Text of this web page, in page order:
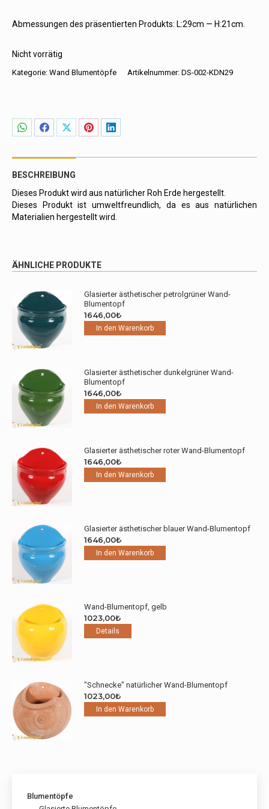
Abmessungen des präsentierten Produkts: L:29cm — H:21cm.
Nicht vorrätig
Kategorie: Wand Blumentöpfe Artikelnummer: DS-002-KDN29
Share
WhatsApp
Share
Facebook
Share
X
ShareShare
BESCHREIBUNG
Dieses Produkt wird aus natürlicher Roh Erde hergestellt.
Dieses Produkt ist umweltfreundlich, da es aus natürlichen
Materialien hergestellt wird.
ÄHNLICHE PRODUKTE
Glasierter ästhetischer petrolgrüner Wand-
Blumentopf
1646,00₺
In den Warenkorb
Glasierter ästhetischer dunkelgrüner Wand-
Blumentopf
1646,00₺
In den Warenkorb
Glasierter ästhetischer roter Wand-Blumentopf
1646,00₺
In den Warenkorb
Glasierter ästhetischer blauer Wand-Blumentopf
1646,00₺
In den Warenkorb
Wand-Blumentopf, gelb
1023,00₺
Details
"Schnecke" natürlicher Wand-Blumentopf
1023,00₺
In den Warenkorb
Blumentöpfe